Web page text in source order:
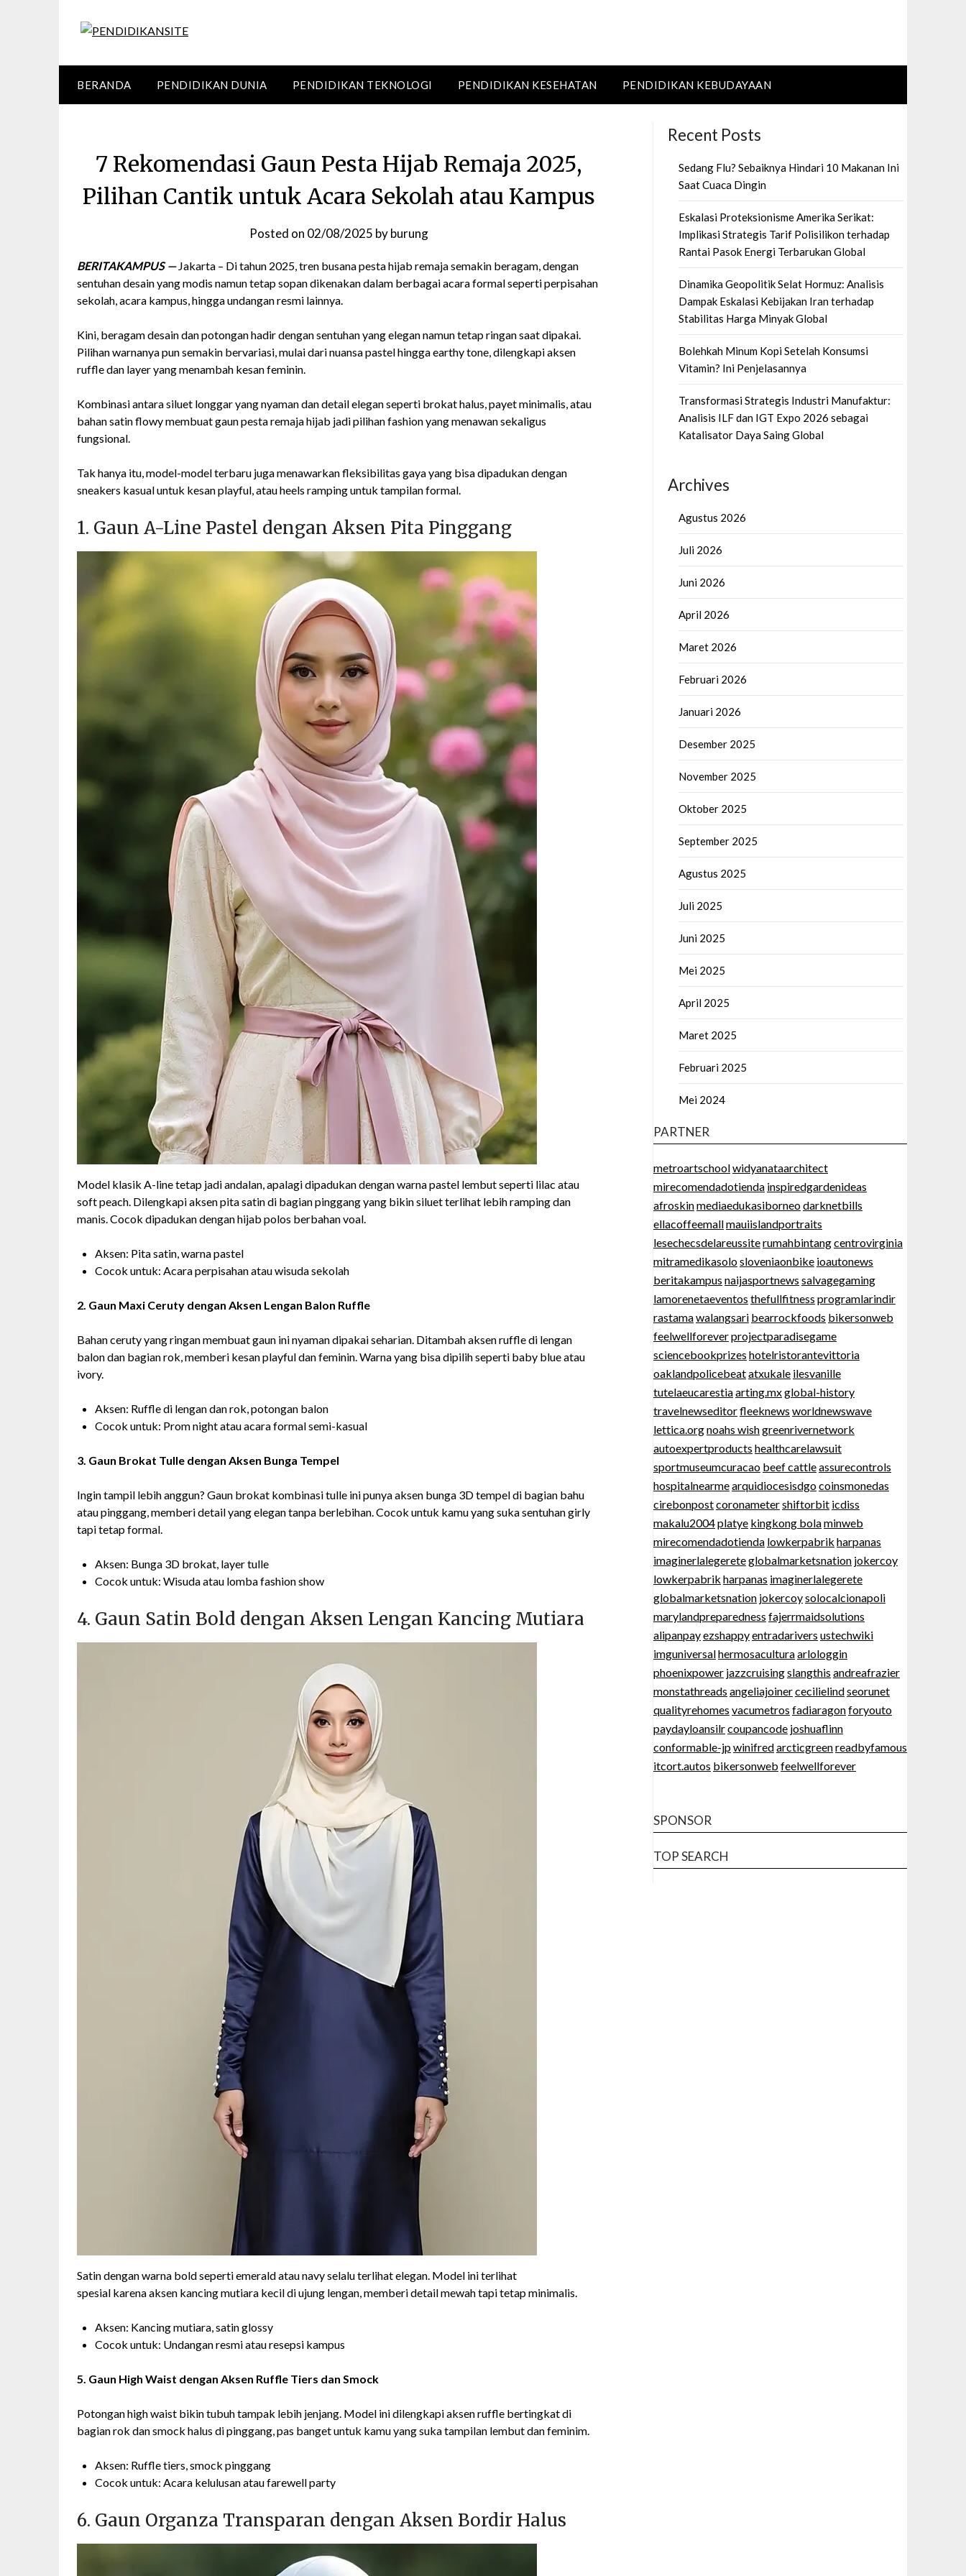
BERANDA PENDIDIKAN DUNIA PENDIDIKAN TEKNOLOGI PENDIDIKAN KESEHATAN PENDIDIKAN KEBUDAYAAN
7 Rekomendasi Gaun Pesta Hijab Remaja 2025,
Pilihan Cantik untuk Acara Sekolah atau Kampus
Posted on 02/08/2025 byburung
BERITAKAMPUS —Jakarta – Di tahun 2025, tren busana pesta hijab remaja semakin beragam, dengan
sentuhan desain yang modis namun tetap sopan dikenakan dalam berbagai acara formal seperti perpisahan
sekolah, acara kampus, hingga undangan resmi lainnya.
Kini, beragam desain dan potongan hadir dengan sentuhan yang elegan namun tetap ringan saat dipakai.
Pilihan warnanya pun semakin bervariasi, mulai dari nuansa pastel hingga earthy tone, dilengkapi aksen
ruffle dan layer yang menambah kesan feminin.
Kombinasi antara siluet longgar yang nyaman dan detail elegan seperti brokat halus, payet minimalis, atau
bahan satin flowy membuat gaun pesta remaja hijab jadi pilihan fashion yang menawan sekaligus
fungsional.
Tak hanya itu, model-model terbaru juga menawarkan fleksibilitas gaya yang bisa dipadukan dengan
sneakers kasual untuk kesan playful, atau heels ramping untuk tampilan formal.
1. Gaun A-Line Pastel dengan Aksen Pita Pinggang
Model klasik A-line tetap jadi andalan, apalagi dipadukan dengan warna pastel lembut seperti lilac atau
soft peach. Dilengkapi aksen pita satin di bagian pinggang yang bikin siluet terlihat lebih ramping dan
manis. Cocok dipadukan dengan hijab polos berbahan voal.
Aksen: Pita satin, warna pastel
Cocok untuk: Acara perpisahan atau wisuda sekolah
2. Gaun Maxi Ceruty dengan Aksen Lengan Balon Ruffle
Bahan ceruty yang ringan membuat gaun ini nyaman dipakai seharian. Ditambah aksen ruffle di lengan
balon dan bagian rok, memberi kesan playful dan feminin. Warna yang bisa dipilih seperti baby blue atau
ivory.
Aksen: Ruffle di lengan dan rok, potongan balon
Cocok untuk: Prom night atau acara formal semi-kasual
3. Gaun Brokat Tulle dengan Aksen Bunga Tempel
Ingin tampil lebih anggun? Gaun brokat kombinasi tulle ini punya aksen bunga 3D tempel di bagian bahu
atau pinggang, memberi detail yang elegan tanpa berlebihan. Cocok untuk kamu yang suka sentuhan girly
tapi tetap formal.
Aksen: Bunga 3D brokat, layer tulle
Cocok untuk: Wisuda atau lomba fashion show
4. Gaun Satin Bold dengan Aksen Lengan Kancing Mutiara
Satin dengan warna bold seperti emerald atau navy selalu terlihat elegan. Model ini terlihat
spesial karena aksen kancing mutiara kecil di ujung lengan, memberi detail mewah tapi tetap minimalis.
Aksen: Kancing mutiara, satin glossy
Cocok untuk: Undangan resmi atau resepsi kampus
5. Gaun High Waist dengan Aksen Ruffle Tiers dan Smock
Potongan high waist bikin tubuh tampak lebih jenjang. Model ini dilengkapi aksen ruffle bertingkat di
bagian rok dan smock halus di pinggang, pas banget untuk kamu yang suka tampilan lembut dan feminim.
Aksen: Ruffle tiers, smock pinggang
Cocok untuk: Acara kelulusan atau farewell party
6. Gaun Organza Transparan dengan Aksen Bordir Halus
Recent Posts
Sedang Flu? Sebaiknya Hindari 10 Makanan Ini
Saat Cuaca Dingin
Eskalasi Proteksionisme Amerika Serikat:
Implikasi Strategis Tarif Polisilikon terhadap
Rantai Pasok Energi Terbarukan Global
Dinamika Geopolitik Selat Hormuz: Analisis
Dampak Eskalasi Kebijakan Iran terhadap
Stabilitas Harga Minyak Global
Bolehkah Minum Kopi Setelah Konsumsi
Vitamin? Ini Penjelasannya
Transformasi Strategis Industri Manufaktur:
Analisis ILF dan IGT Expo 2026 sebagai
Katalisator Daya Saing Global
Archives
Agustus 2026
Juli 2026
Juni 2026
April 2026
Maret 2026
Februari 2026
Januari 2026
Desember 2025
November 2025
Oktober 2025
September 2025
Agustus 2025
Juli 2025
Juni 2025
Mei 2025
April 2025
Maret 2025
Februari 2025
Mei 2024
PARTNER
metroartschoolwidyanataarchitect
mirecomendadotienda inspiredgardenideas
afroskinmediaedukasiborneodarknetbills
ellacoffeemallmauiislandportraits
lesechecsdelareussiterumahbintangcentrovirginia
mitramedikasolosloveniaonbike ioautonews
beritakampus naijasportnews salvagegaming
lamorenetaeventos thefullfitness programlarindir
rastamawalangsari bearrockfoods bikersonweb
feelwellforeverprojectparadisegame
sciencebookprizes hotelristorantevittoria
oaklandpolicebeatatxukale ilesvanille
tutelaeucarestiaarting.mxglobal-history
travelnewseditorfleeknews worldnewswave
lettica.orgnoahs wishgreenrivernetwork
autoexpertproducts healthcarelawsuit
sportmuseumcuracao beef cattleassurecontrols
hospitalnearmearquidiocesisdgocoinsmonedas
cirebonpostcoronametershiftorbit icdiss
makalu2004platye kingkong bolaminweb
mirecomendadotienda lowkerpabrik harpanas
imaginerlalegereteglobalmarketsnation jokercoy
lowkerpabrik harpanas imaginerlalegerete
globalmarketsnation jokercoysolocalcionapoli
marylandpreparedness fajerrmaidsolutions
alipanpayezshappyentradarivers ustechwiki
imguniversalhermosaculturaarlologgin
phoenixpower jazzcruisingslangthis andreafrazier
monstathreads angeliajoinercecilielindseorunet
qualityrehomes vacumetros fadiaragonforyouto
paydayloansilrcoupancode joshuaflinn
conformable-jpwinifredarcticgreenreadbyfamous
itcort.autos bikersonweb feelwellforever
SPONSOR
TOP SEARCH